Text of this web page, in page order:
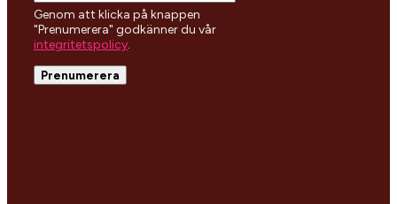
Genom att klicka på knappen
"Prenumerera" godkänner du vår
integritetspolicy.